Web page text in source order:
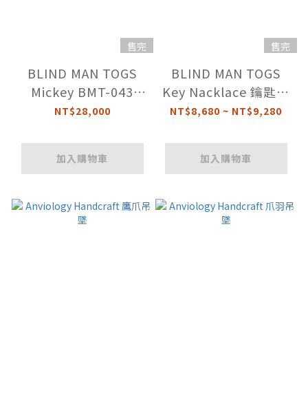
售完
BLIND MAN TOGS
Mickey BMT-043
Padlock 米奇鎖頭項
NT$28,000
加入購物車
售完
BLIND MAN TOGS
Key Nacklace 鑰匙珠
珠項鍊
NT$8,680 ~ NT$9,280
加入購物車